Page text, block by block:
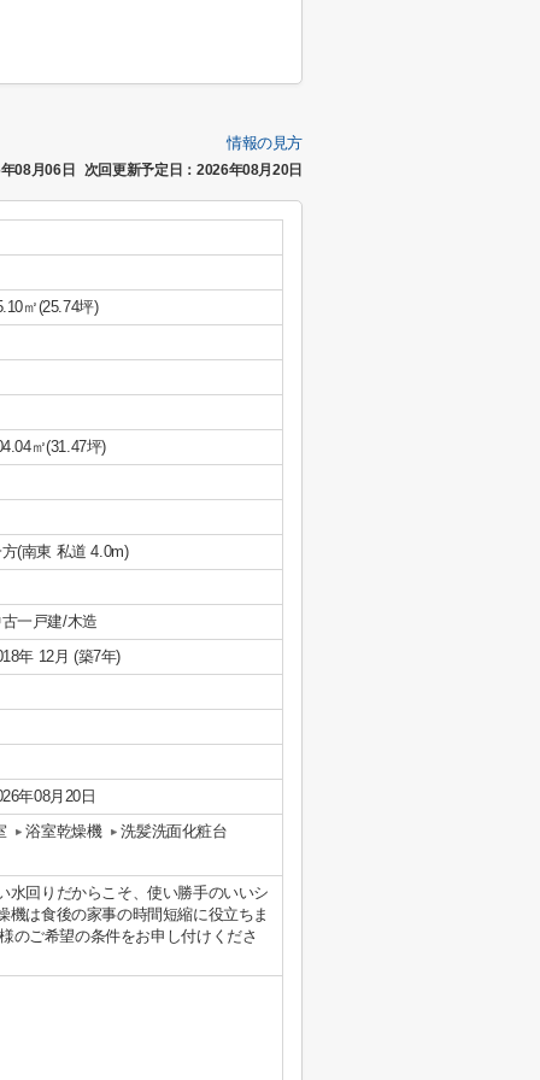
情報の見方
08月06日 次回更新予定日：2026年08月20日
㎡(25.74坪)
㎡(31.47坪)
(南東 私道 4.0m)
一戸建/木造
年 12月 (築7年)
年08月20日
浴室乾燥機 洗髪洗面化粧台
水回りだからこそ、使い勝手のいいシ
は食後の家事の時間短縮に役立ちま
のご希望の条件をお申し付けくださ